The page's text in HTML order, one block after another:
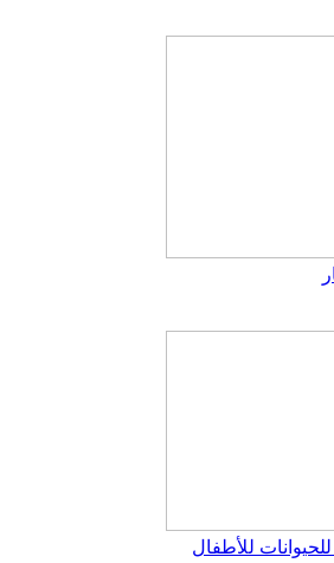
للأطفال